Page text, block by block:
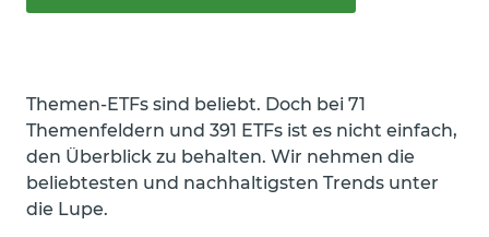
Themen-ETFs sind beliebt. Doch bei 71
Themenfeldern und 391 ETFs ist es nicht einfach,
den Überblick zu behalten. Wir nehmen die
beliebtesten und nachhaltigsten Trends unter
die Lupe.